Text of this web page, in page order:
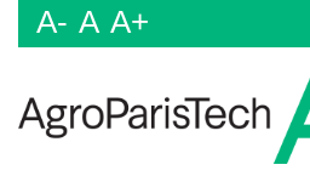
A- A A+